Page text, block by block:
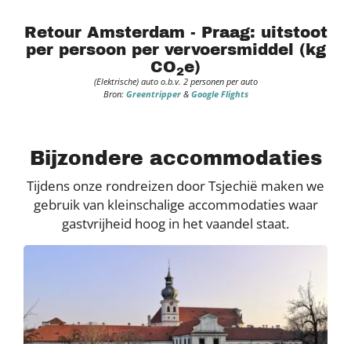
Retour Amsterdam - Praag: uitstoot
per persoon per vervoersmiddel (kg
CO2e)
(Elektrische) auto o.b.v. 2 personen per auto
Bron: Greentripper& Google Flights
Bijzondere accommodaties
Tijdens onze rondreizen door Tsjechië maken we
gebruik van kleinschalige accommodaties waar
gastvrijheid hoog in het vaandel staat.